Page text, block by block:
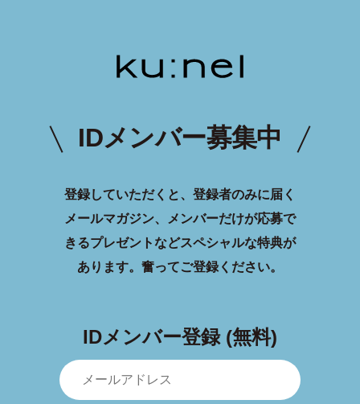
IDメンバー募集中
登録していただくと、登録者のみに届く
メールマガジン、メンバーだけが応募で
きるプレゼントなどスペシャルな特典が
あります。 奮ってご登録ください。
IDメンバー登録 (無料)